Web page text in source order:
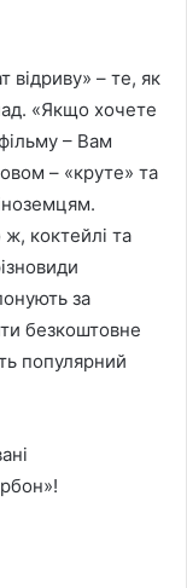
– те, як
«Якщо хочете
– Вам
– «круте» та
коктейлі та
за
безкоштовне
популярний